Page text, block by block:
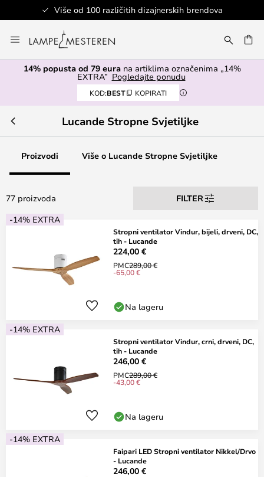
100 različitih dizajnerskih brendova
to
Content
14% popusta od 79 eurana artiklima označenima „14%
EXTRA” Pogledajte ponudu
KOD:BEST KOPIRATI
Lucande Stropne Svjetiljke
Proizvodi Više o Lucande Stropne Svjetiljke
77 proizvoda
FILTER
-14% EXTRA
Stropni ventilator Vindur, bijeli, drveni, DC,
tih - Lucande
224,00 €
PMC289,00 €
-65,00 €
Na lageru
-14% EXTRA
Stropni ventilator Vindur, crni, drveni, DC,
tih - Lucande
246,00 €
PMC289,00 €
-43,00 €
Na lageru
-14% EXTRA
Faipari LED Stropni ventilator Nikkel/Drvo
- Lucande
246,00 €